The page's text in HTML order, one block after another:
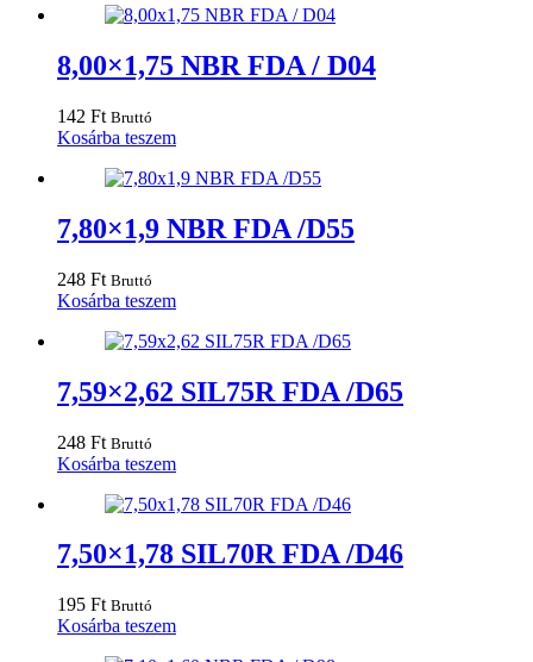
8,00×1,75 NBR FDA / D04
142 Ft Bruttó
Kosárba teszem
7,80×1,9 NBR FDA /D55
248 Ft Bruttó
Kosárba teszem
7,59×2,62 SIL75R FDA /D65
248 Ft Bruttó
Kosárba teszem
7,50×1,78 SIL70R FDA /D46
195 Ft Bruttó
Kosárba teszem